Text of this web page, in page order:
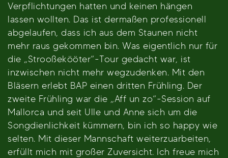
Verpflichtungen hatten und keinen hängen
lassen wollten. Das ist dermaßen professionell
abgelaufen, dass ich aus dem Staunen nicht
mehr raus gekommen bin. Was eigentlich nur für
die „Strooßekööter“-Tour gedacht war, ist
inzwischen nicht mehr wegzudenken. Mit den
Bläsern erlebt BAP einen dritten Frühling. Der
zweite Frühling war die „Aff un zo“-Session auf
Mallorca und seit Ulle und Anne sich um die
Songdienlichkeit kümmern, bin ich so happy wie
selten. Mit dieser Mannschaft weiterzuarbeiten,
erfüllt mich mit großer Zuversicht. Ich freue mich